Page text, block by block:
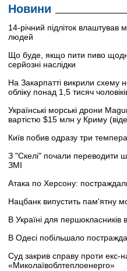
Новини
14-річний підліток влаштував
людей
Що буде, якщо пити пиво
серйозні наслідки
На Закарпатті викрили схему
обліку понад 1,5 тисяч
Українські морські дрони
вартістю $15 млн у Криму
Київ побив одразу три
З "Скелі" почали переводити
ЗМІ
Атака по Херсону:
Нацбанк випустить пам'ятну
В Україні для першокласників
В Одесі побільшало
Суд закрив справу проти екс-
«Миколаївоблтеплоенерго»